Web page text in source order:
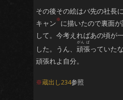
その後その絵はバ先の社長
キャン※に描いたので裏面
して。今考えればあの頃が
した。うん、 頑張っていた
頑張れよ自分。
※蔵出し234参照